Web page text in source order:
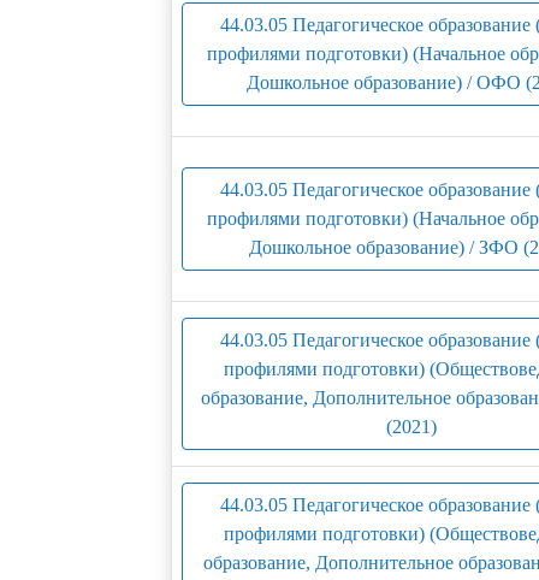
44.03.05 Педагогическое образование
профилями подготовки) (Начальное
Дошкольное образование) / ОФО
44.03.05 Педагогическое образование
профилями подготовки) (Начальное
Дошкольное образование) / ЗФО
44.03.05 Педагогическое образование
профилями подготовки)
образование, Дополнительное
(2021)
44.03.05 Педагогическое образование
профилями подготовки)
образование, Дополнительное